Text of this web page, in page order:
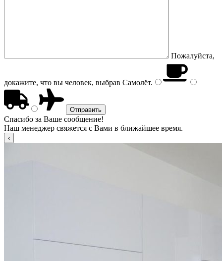
Пожалуйста,
докажите, что вы человек, выбрав Самолёт.
Спасибо за Ваше сообщение!
Наш менеджер свяжется с Вами в ближайшее время.